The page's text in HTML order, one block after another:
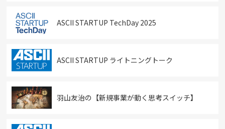
ASCII STARTUP TechDay 2025
ASCII STARTUP ライトニングトーク
羽山友治の【新規事業が動く思考スイッチ】